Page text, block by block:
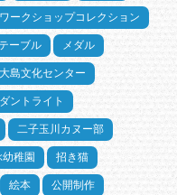
ワークショップコレクション
テーブル メダル
島文化センター
ントライト
二子玉川カヌー部
稚園 招き猫
絵本 公開制作